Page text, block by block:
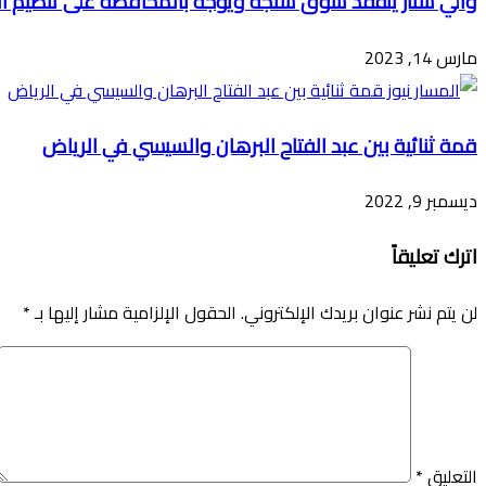
مارس 14, 2023
قمة ثنائية بين عبد الفتاح البرهان والسيسي في الرياض
ديسمبر 9, 2022
اترك تعليقاً
لن يتم نشر عنوان بريدك الإلكتروني. الحقول الإلزامية مشار إليها بـ*
التعليق*